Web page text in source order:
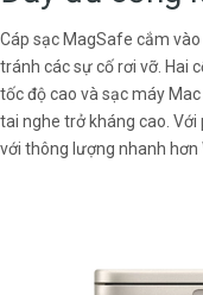
Cáp sạc MagSafe cắm
tránh các sự cố rơi vỡ. Hai
tốc độ cao và sạc máy
tai nghe trở kháng cao. Với
với thông lượng nhanh hơn